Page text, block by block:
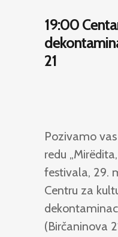
19:00
21
Pozivamo
redu
festivala, 29.
Centru za
(Birčaninova